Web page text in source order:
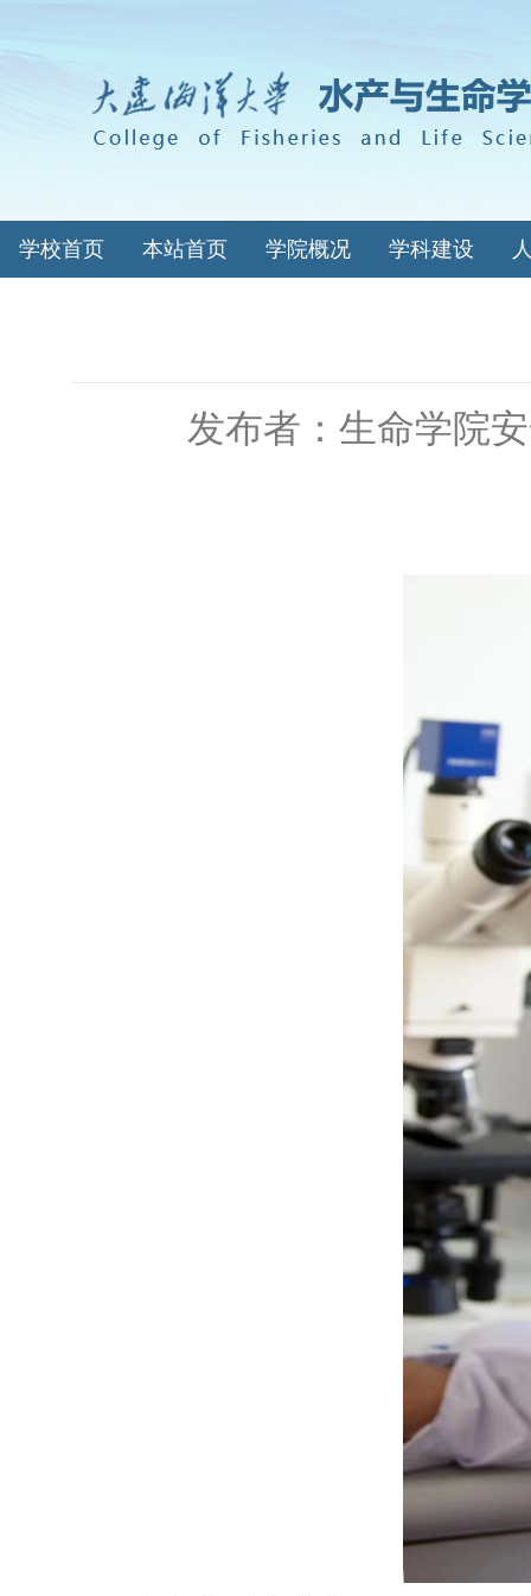
学校首页 本站首页 学院概况 学科建设
发布者：生命学院